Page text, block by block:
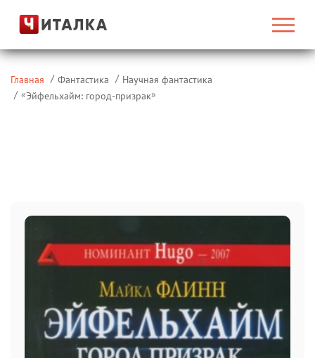
Главная Фантастика
Научная фантастика
«Эйфельхайм: город-призрак»